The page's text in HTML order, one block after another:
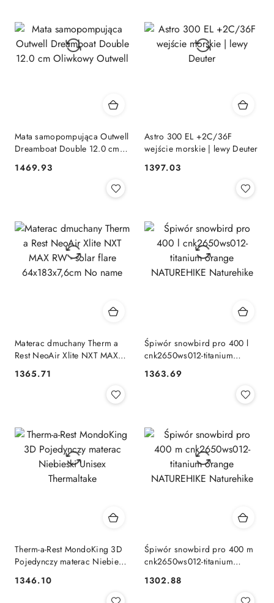
Mata samopompująca Outwell
Dreamboat Double 12.0 cm
Cena:
1469.93
Astro 300 EL +2C/36F
wejście morskie | lewy Deuter
Cena:
1397.03
Materac dmuchany Therm a
Rest NeoAir Xlite NXT MAX
64x183x7,6cm No name
Cena:
1365.71
Śpiwór snowbird pro 400 l
cnk2650ws012-titanium
Naturehike
Cena:
1363.69
Therm-a-Rest MondoKing 3D
Pojedynczy materac Niebieski
Cena:
1346.10
Śpiwór snowbird pro 400 m
cnk2650ws012-titanium
Naturehike
Cena:
1302.88